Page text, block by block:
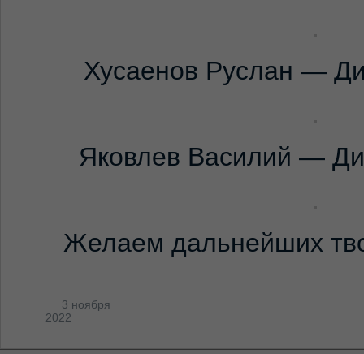
Хусаенов Руслан —
Яковлев Василий —
Желаем дальнейших
3 ноября
2022